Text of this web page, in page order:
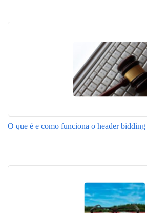
O que é e como funciona o header bidding